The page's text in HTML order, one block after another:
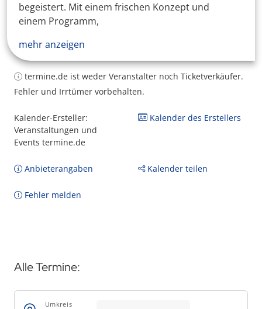
begeistert. Mit einem frischen Konzept und
einem Programm,
mehr anzeigen
termine.de ist weder Veranstalter noch Ticketverkäufer.
Fehler und Irrtümer vorbehalten.
Kalender-Ersteller:
Veranstaltungen und
Events termine.de
Kalender des Erstellers
Anbieterangaben Kalender teilen
Fehler melden
Alle Termine:
Umkreis